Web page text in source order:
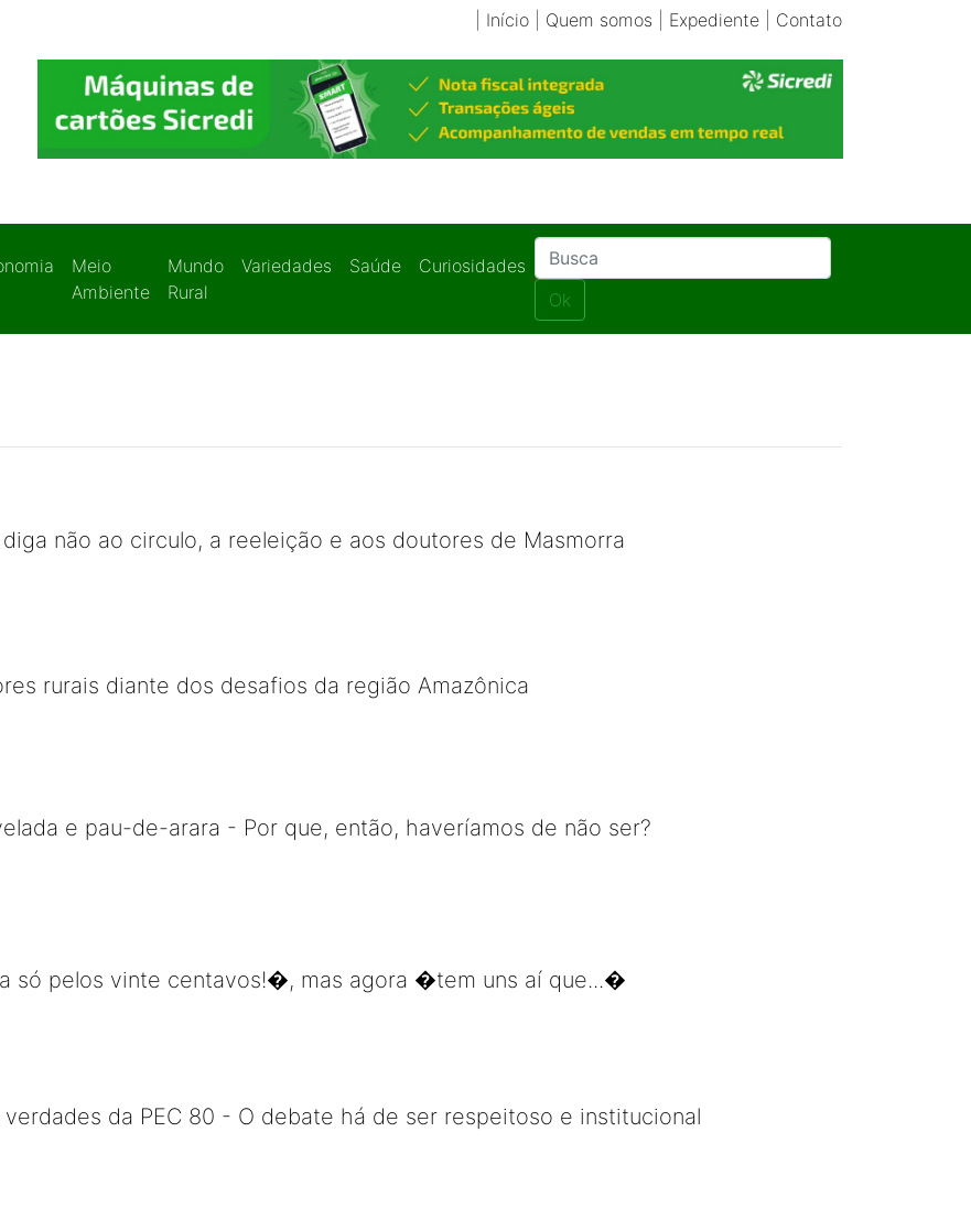
Início| Quem somos Expediente| Contato
Meio
Ambiente
Mundo
Rural
Variedades Saúde
Curiosidades
Ok
não ao circulo, a reeleição e aos doutores de Masmorra
rurais diante dos desafios da região Amazônica
e pau-de-arara - Por que, então, haveríamos de não ser?
só pelos vinte centavos!�, mas agora �tem uns aí que...�
da PEC 80 - O debate há de ser respeitoso e institucional